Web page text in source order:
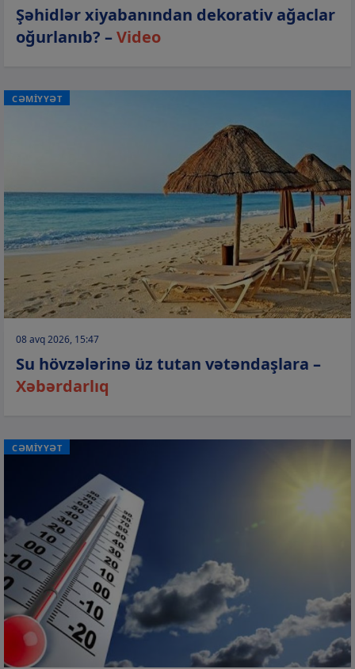
Şəhidlər xiyabanından dekorativ ağaclar
oğurlanıb? –Video
CƏMİYYƏT
08 avq 2026, 15:47
Su hövzələrinə üz tutan vətəndaşlara –
Xəbərdarlıq
CƏMİYYƏT